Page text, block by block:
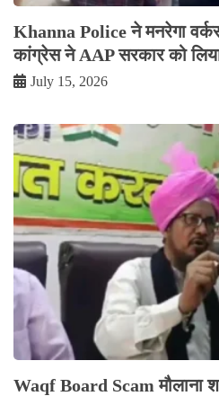
Khanna Police ने मनरेगा
कांग्रेस ने AAP सरकार को
July 15, 2026
Waqf Board Scam मौलाना